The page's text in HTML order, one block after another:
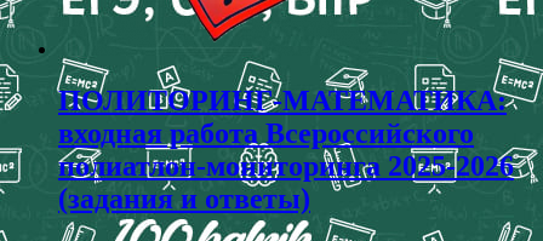
ПОЛИТОРИНГ-МАТЕМАТИКА:
входная работа Всероссийского
полиатлон-мониторинга 2025-2026
(задания и ответы)